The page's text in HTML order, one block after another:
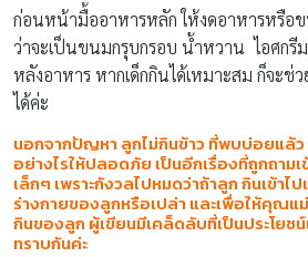
ก่อนหน้ามื้ออาหารหลัก ให้งดอาหารหรือ
ว่าจะเป็นขนมกรุบกรอบ น้ำหวาน ไอศกรี
หลังอาหาร หากเด็กกินได้เหมาะสม ก็จะ
ได้ค่ะ
นอกจากปัญหา ลูกไม่กินข้าว ที่พบบ่อยแล้ว
อย่างไรให้ปลอดภัย เป็นอีกเรื่องที่ถูกถาม
เล็กๆ เพราะกังวลไปหมดว่าถ้าลูก กินเข้า
ร่างกายของลูกหรือเปล่า และเพื่อให้คุณแ
กินของลูก ผู้เขียนมีเคล็ดลับที่เป็นประโยชน์
ทราบกันค่ะ